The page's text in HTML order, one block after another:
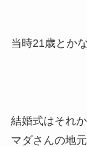
当時21歳とか
結婚式はそれ
マダさんの地